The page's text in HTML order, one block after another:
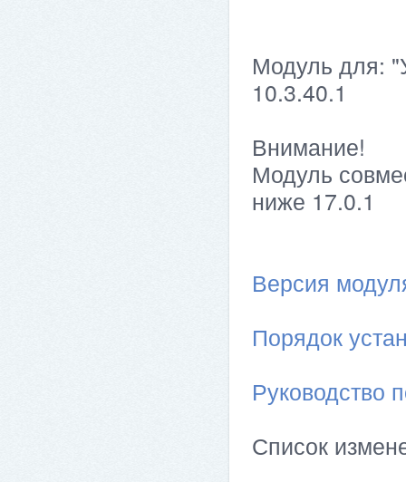
Модуль для:
10.3.40.1
Внимание!
Модуль
ниже 17.0.1
Версия
Порядок
Руководство
Список